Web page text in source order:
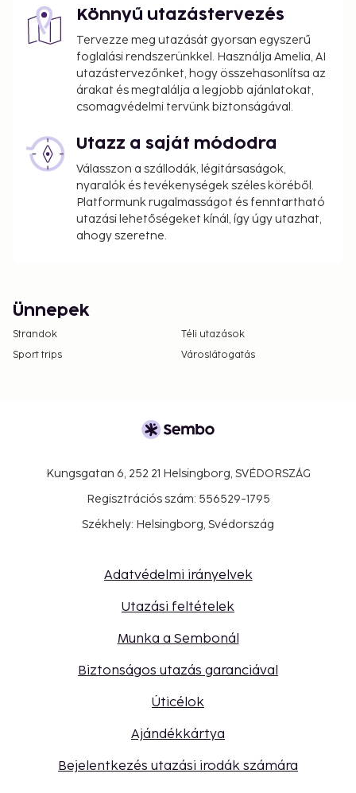
Könnyű utazástervezés
Tervezze meg utazását gyorsan egyszerű
foglalási rendszerünkkel. Használja Amelia, AI
utazástervezőnket, hogy összehasonlítsa az
árakat és megtalálja a legjobb ajánlatokat,
csomagvédelmi tervünk biztonságával.
Utazz a saját módodra
Válasszon a szállodák, légitársaságok,
nyaralók és tevékenységek széles köréből.
Platformunk rugalmasságot és fenntartható
utazási lehetőségeket kínál, így úgy utazhat,
ahogy szeretne.
Ünnepek
Strandok
Téli utazások
Sport trips
Városlátogatás
Kungsgatan 6, 252 21 Helsingborg, SVÉDORSZÁG
Regisztrációs szám: 556529-1795
Székhely: Helsingborg, Svédország
Adatvédelmi irányelvek
Utazási feltételek
Munka a Sembonál
Biztonságos utazás garanciával
Úticélok
Ajándékkártya
Bejelentkezés utazási irodák számára